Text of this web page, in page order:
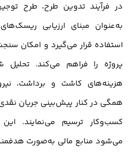
در فرآیند تدوین طرح، طرح
به‌عنوان مبنای ارزیابی
استفاده قرار می‌گیرد و امکان
پروژه را فراهم می‌کند. تحلیل
هزینه‌های کاشت و برداشت،
همگی در کنار پیش‌بینی جریان
کسب‌وکار ترسیم می‌نمایند.
می‌شود منابع مالی به‌صورت